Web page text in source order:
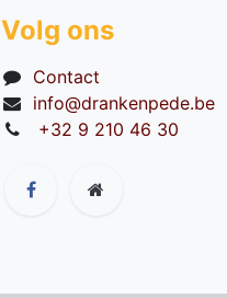
Volg ons
Contact
info@drankenpede.be
+32 9 210 46 30